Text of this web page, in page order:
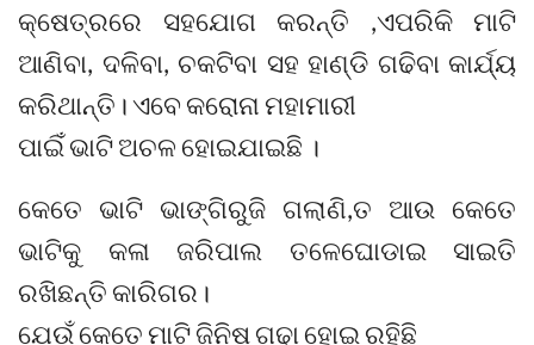
କ୍ଷେତ୍ରରେ ସହଯୋଗ କରନ୍ତି ,ଏପରିକି ମାଟି
ଆଣିବା, ଦଳିବା, ଚକଟିବା ସହ ହାଣ୍ଡି ଗଢିବା କାର୍ଯ୍ୟ
କରିଥାନ୍ତି। ଏବେ କରୋନା ମହାମାରୀ
ପାଇିଁ ଭାଟି ଅଚଳ ହୋଇଯାଇଛି ।
କେତେ ଭାଟି ଭାଙ୍ଗିରୁଜି ଗଲାଣି,ତ ଆଉ କେତେ
ଭାଟିକୁ କଳା ଜରିପାଲ ତଳେଘୋଡାଇ ସାଇତି
ରଖିଛନ୍ତି କାରିଗର।
ଯେଉଁ କେତେ ମାଟି ଜିନିଷ ଗଢା ହୋଇ ରହିଛି